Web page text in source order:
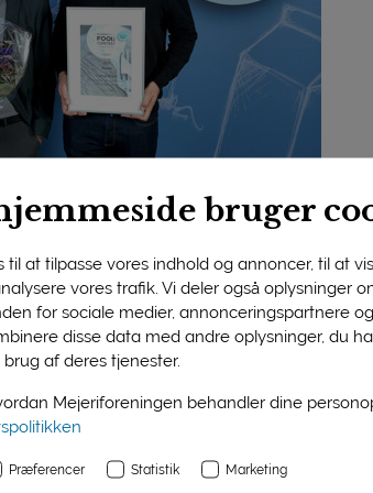
bruger
til at tilpasse vores indhold og annoncer, til at
vores trafik. Vi deler også oplysninger
for sociale medier, annonceringspartnere
disse data med andre oplysninger, du
af deres tjenester.
Mejeriforeningen behandler dine
Præferencer Statistik Marketing
Senior Site Director Klaus Jeppesen og
modtog International Dairy Contest-prisen i
Danbo 45+ i skiver fra Tistrup Mejeri og Taulov
den er bedst
to Arla-mejerier på sejrsskamlen. I
’Denne ost har en perfekt hulsætning, en flot
når den er bedst!’ lød dommernes
sidst har vundet, så det er selvfølgelig
at vinderen er en økologisk ost,” sagde